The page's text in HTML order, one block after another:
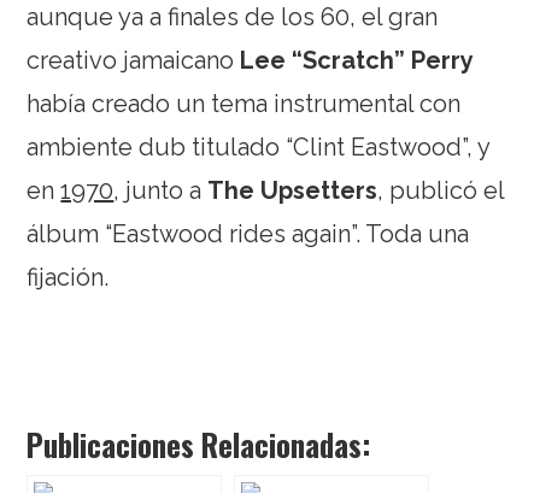
aunque ya a finales de los 60, el gran
creativo jamaicano Lee “Scratch” Perry
había creado un tema instrumental con
ambiente dub titulado “Clint Eastwood”, y
en1970, junto a The Upsetters, publicó el
álbum “Eastwood rides again”. Toda una
fijación.
Publicaciones Relacionadas: